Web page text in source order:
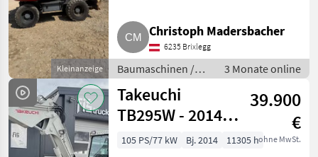
Kleinanzeige
Spiel, Powertilt und
Drehdurchführung neu
abgedichtet, viele Schläuche g
Christoph Madersbacher
6235 Brixlegg
Baumaschinen /
Mobilbagger
3 Monate online
Takeuchi
TB295W - 2014
YEAR -
39.900
€
ohne MwSt.
105 PS/77 kW Bj. 2014
11305 h